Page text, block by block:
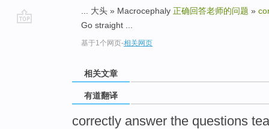
... 大头 » Macrocephaly 正确回答老师的问题 »
Go straight ...
基于1个网页-相关网页
相关文章
有道翻译
correctly answer the questions